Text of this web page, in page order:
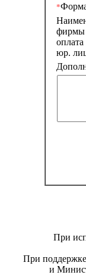
*
фирмы
юр.
При
При поддержке
и